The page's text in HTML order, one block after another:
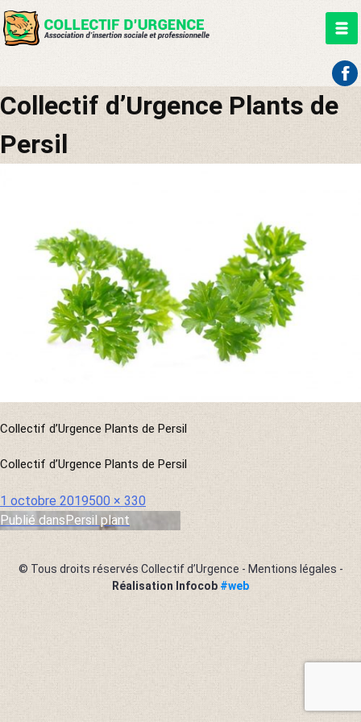
Aller
au
contenu
Collectif d’Urgence Plants de
Persil
Collectif d’Urgence Plants de Persil
Collectif d’Urgence Plants de Persil
Publié
le
1 octobre 2019Taille
réelle
500 × 330
Navigation
de
l’article
Publié dansPersil plant
© Tous droits réservés Collectif d’Urgence -Mentions légales -
Réalisation Infocob #web